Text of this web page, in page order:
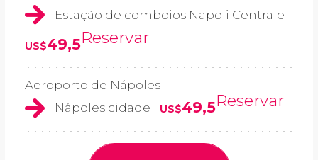
Estação de comboios Napoli Centrale
US$49,5Reservar
Aeroporto de Nápoles
Nápoles cidade
US$49,5Reservar